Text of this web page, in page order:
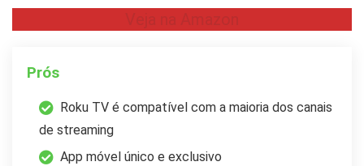
Prós
Roku TV é compatível com a maioria dos canais
de streaming
App móvel único e exclusivo